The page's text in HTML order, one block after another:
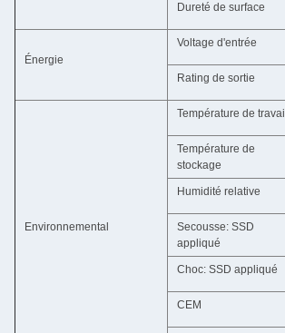
Dureté de surface
Énergie
Voltage d'entrée
Rating de sortie
Environnemental
Température de travail
Température de
stockage
Humidité relative
Secousse: SSD
appliqué
Choc: SSD appliqué
CEM